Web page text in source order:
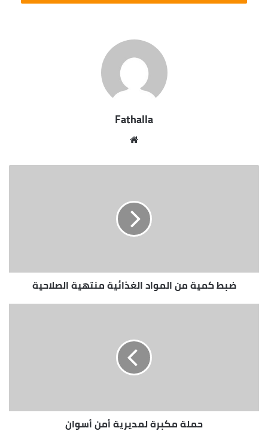
Fathalla
ضبط كمية من المواد الغذائية منتهية الصلاحية
حملة مكبرة لمديرية أمن أسوان